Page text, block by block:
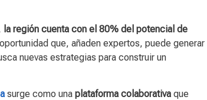
la región cuenta con el 80% del potencial de
que, añaden expertos, puede generar
nuevas estrategias para construir un
surge como una plataforma colaborativa que